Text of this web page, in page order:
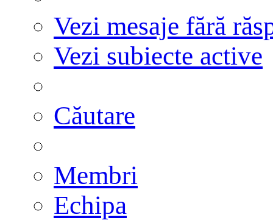
Vezi mesaje fără
Vezi subiecte active
Căutare
Membri
Echipa